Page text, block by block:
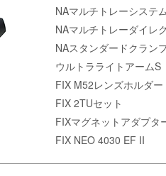
NAマルチトレーシステ
NAマルチトレーダイレ
NAスタンダードクラン
ウルトラライトアームS
FIX M52レンズホルダー
FIX 2TUセット
FIXマグネットアダプタ
FIX NEO 4030 EF II